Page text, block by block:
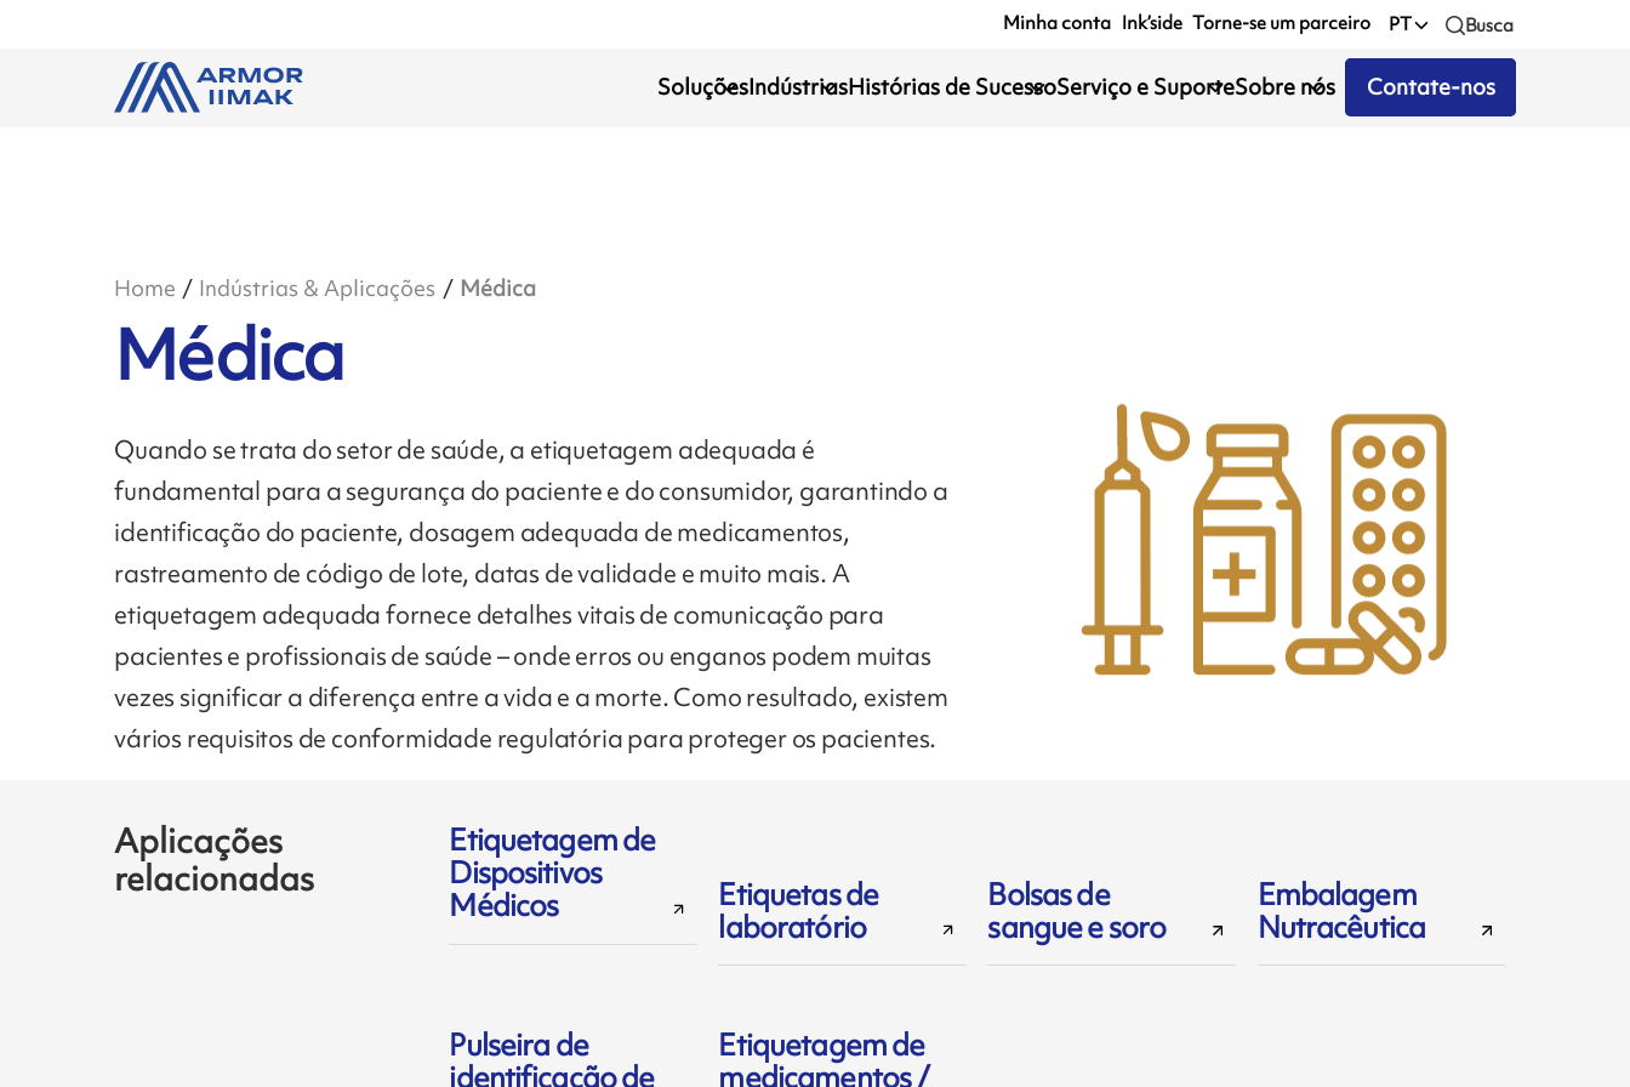
Minha conta Ink’side Torne-se um parceiro PT Busca
SoluçõesIndústriasHistórias de SucessoServiço e SuporteSobre nós Contate-nos
Home Indústrias & Aplicações Médica
Médica
Quando se trata do setor de saúde, a etiquetagem adequada é
fundamental para a segurança do paciente e do consumidor, garantindo a
identificação do paciente, dosagem adequada de medicamentos,
rastreamento de código de lote, datas de validade e muito mais. A
etiquetagem adequada fornece detalhes vitais de comunicação para
pacientes e profissionais de saúde – onde erros ou enganos podem muitas
vezes significar a diferença entre a vida e a morte. Como resultado, existem
vários requisitos de conformidade regulatória para proteger os pacientes.
Aplicações
relacionadas
Etiquetagem de
Dispositivos
Médicos
Etiquetas de
laboratório
Bolsas de
sangue e soro
Embalagem
Nutracêutica
Pulseira de
identificação de
Etiquetagem de
medicamentos /